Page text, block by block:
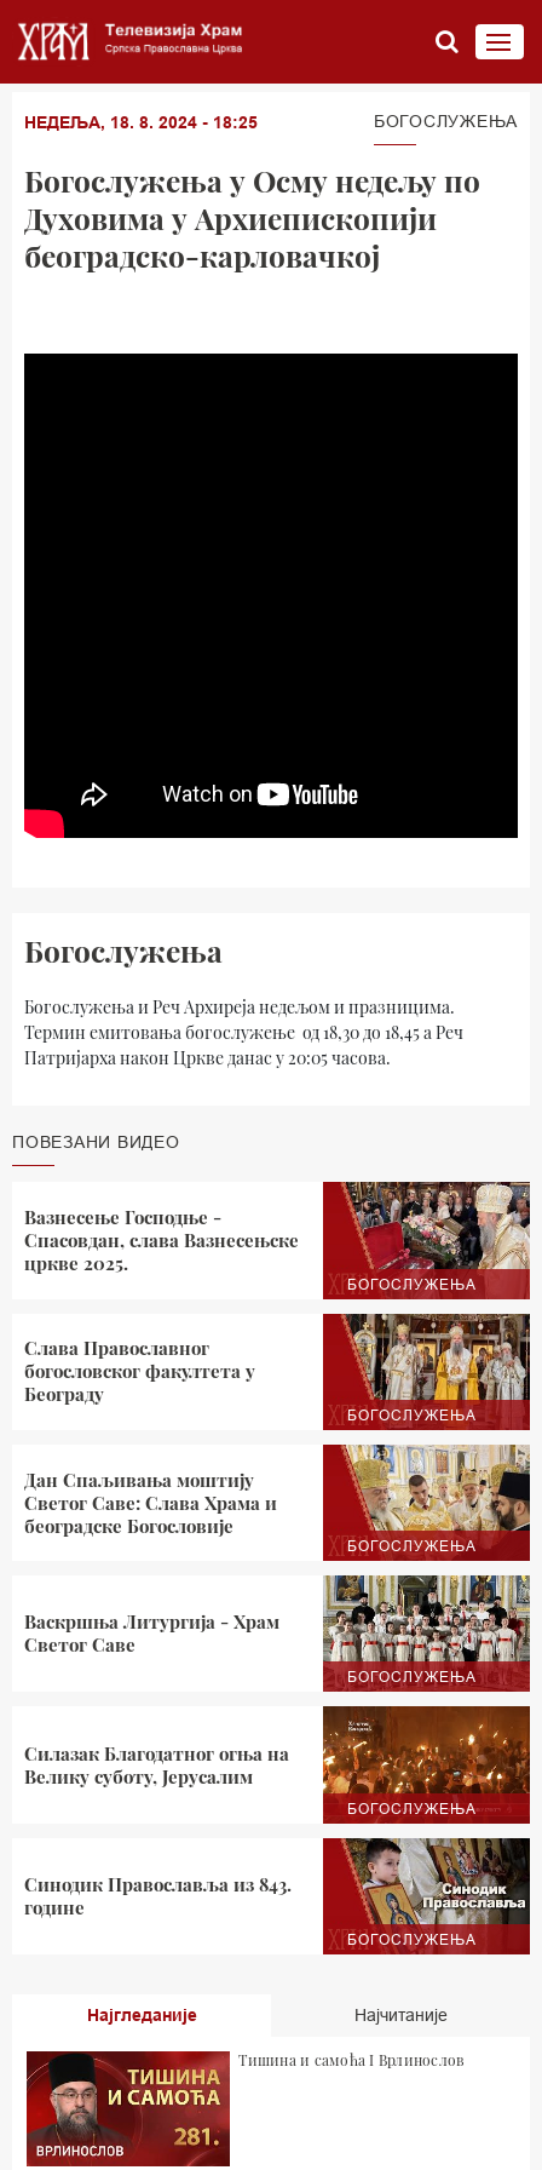
НЕДЕЉА, 18. 8. 2024 - 18:25 БОГОСЛУЖЕЊА
Богослужења у Осму недељу по
Духовима у Архиепископији
београдско-карловачкој
Богослужења
Богослужења и Реч Архиреја недељом и празницима.
Термин емитовања богослужење од 18,30 до 18,45 а Реч
Патријарха након Цркве данас у 20:05 часова.
ПОВЕЗАНИ ВИДЕО
БОГОСЛУЖЕЊА
Вазнесење Господње -
Спасовдан, слава Вазнесењске
цркве 2025.
БОГОСЛУЖЕЊА
Слава Православног
богословског факултета у
Београду
БОГОСЛУЖЕЊА
Дан Спаљивања моштију
Светог Саве: Слава Храма и
београдске Богословије
БОГОСЛУЖЕЊА
Васкршња Литургија - Храм
Светог Саве
БОГОСЛУЖЕЊА
Силазак Благодатног огња на
Велику суботу, Јерусалим
БОГОСЛУЖЕЊА
Синодик Православља из 843.
године
Најгледаније Најчитаније
Тишина и самоћа I Врлинослов